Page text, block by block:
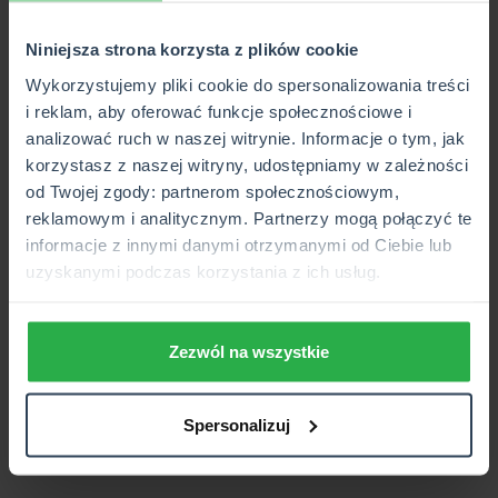
Niniejsza strona korzysta z plików cookie
Wykorzystujemy pliki cookie do spersonalizowania treści
i reklam, aby oferować funkcje społecznościowe i
analizować ruch w naszej witrynie. Informacje o tym, jak
korzystasz z naszej witryny, udostępniamy w zależności
od Twojej zgody: partnerom społecznościowym,
reklamowym i analitycznym. Partnerzy mogą połączyć te
informacje z innymi danymi otrzymanymi od Ciebie lub
uzyskanymi podczas korzystania z ich usług.
Zezwól na wszystkie
Spersonalizuj
Edukacji i Aktywizacji Zawodowej Osób
Niepełnosprawnych – Oddziały Bydgoszcz i Łódź”
współfinansowanego ze środków Państwowego Funduszu
Rehabilitacji Osób Niepełnosprawnych. Patronat honorowy
nad wydarzeniem objęli Marszałek Województwa
Kujawsko-Pomorskiego, Piotr Całbecki oraz Prezydent
Miasta Bydgoszczy, Rafał Bruski.
2015-03-23
Obserwuj nas:
FacebookInstagramTikTokLinkedinYoutube